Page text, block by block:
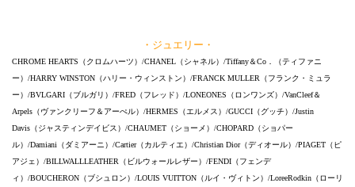
・ジュエリー・
CHROME HEARTS（クロムハーツ）/CHANEL（シャネル）/Tiffany＆Co．（ティファニ
ー）/HARRY WINSTON（ハリー・ウィンストン）/FRANCK MULLER（フランク・ミュラ
ー）/BVLGARI（ブルガリ）/FRED（フレッド）/LONEONES（ロンワンズ）/VanCleef＆
Arpels（ヴァンクリーフ＆アーぺル）/HERMES（エルメス）/GUCCI（グッチ）/Justin
Davis（ジャスティンデイビス）/CHAUMET（ショーメ）/CHOPARD（ショパー
ル）/Damiani（ダミアーニ）/Cartier（カルティエ）/Christian Dior（ディオール）/PIAGET（ピ
アジェ）/BILLWALLLEATHER（ビルウォールレザー）/FENDI（フェンデ
ィ）/BOUCHERON（ブシュロン）/LOUIS VUITTON（ルイ・ヴィトン）/LoreeRodkin（ローリ